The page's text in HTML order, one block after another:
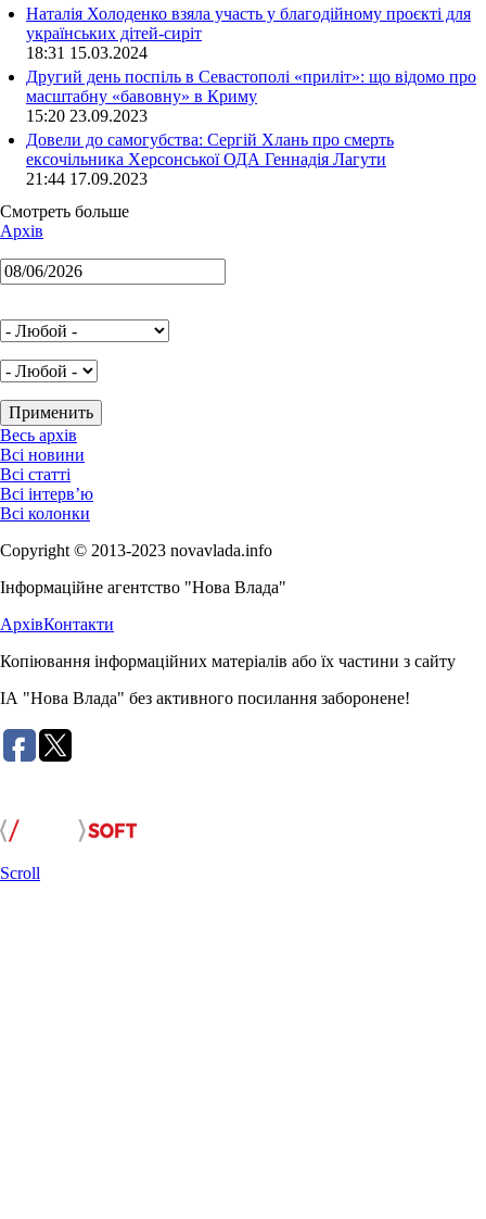
Наталія Холоденко взяла участь у благодійному проєкті для
українських дітей-сиріт
18:31 15.03.2024
Другий день поспіль в Севастополі «приліт»: що відомо про
масштабну «бавовну» в Криму
15:20 23.09.2023
Довели до самогубства: Сергій Хлань про смерть
ексочільника Херсонської ОДА Геннадія Лагути
21:44 17.09.2023
Смотреть больше
Архів
Весь архів
Всі новини
Всі статті
Всі інтерв’ю
Всі колонки
Copyright © 2013-2023 novavlada.info
Інформаційне агентство "Нова Влада"
АрхівКонтакти
Копіювання інформаційних матеріалів або їх частини з сайту
ІА "Нова Влада" без активного посилання заборонене!
Scroll